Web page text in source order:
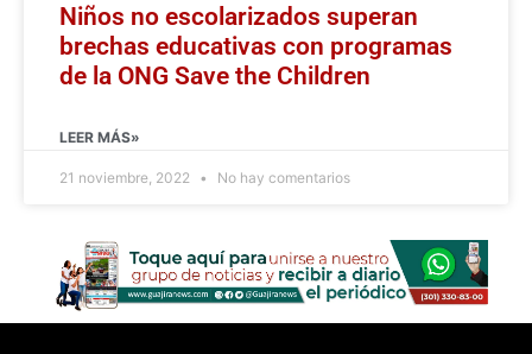
Niños no escolarizados superan
brechas educativas con programas
de la ONG Save the Children
LEER MÁS»
21 noviembre, 2022 No hay comentarios